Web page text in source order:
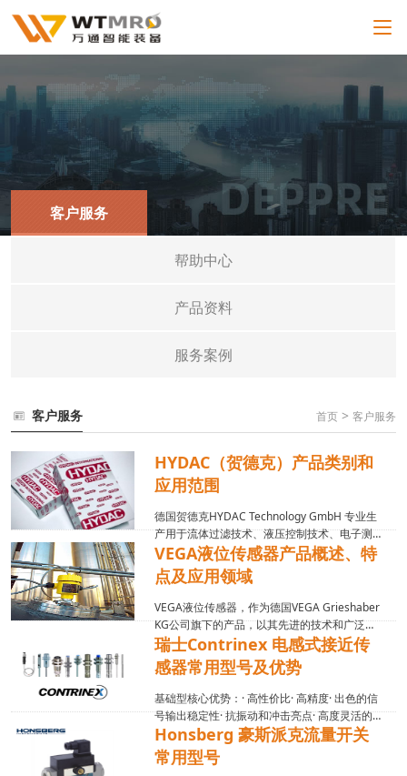
客户服务
帮助中心
产品资料
服务案例
客户服务 首页 > 客户服务
​HYDAC（贺德克）产品类别和
应用范围
德国贺德克HYDAC Technology GmbH 专业生
产用于流体过滤技术、液压控制技术、电子测
量技术的元件和装置，是世界著名的过滤器、
蓄能器、液压阀、电子产品、管夹、电磁铁、
液压系统总成等产品的液压件制造商。德...
VEGA液位传感器产品概述、特
点及应用领域
VEGA液位传感器，作为德国VEGA Grieshaber
KG公司旗下的产品，以其先进的技术和广泛的
应用领域在液位测量领域占据重要地位。德普
瑞智能装备对VEGA液位传感器的详细介绍：
一、产品概述VEGA液位传感器是...
瑞士Contrinex 电感式接近传
感器常用型号及优势
基础型核心优势：· 高性价比· 高精度· 出色的信
号输出稳定性· 抗振动和冲击亮点· 高度灵活的
传感器解决方案· 适用于恶劣环境，IP68/IP69K
防护等级· 可旋转的5个方向检测面· 长检测距离·
简便的压扣式安...
Honsberg 豪斯派克流量开关
常用型号